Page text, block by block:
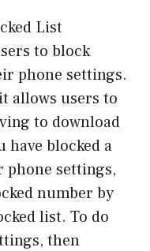
List
to block
phone settings.
allows users to
to download
have blocked a
settings,
number by
list. To do
then